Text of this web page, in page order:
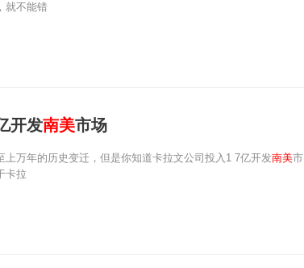
就不能错
开发南美市场
上万年的历史变迁，但是你知道卡拉文公司投入1 7亿开发南美市
卡拉